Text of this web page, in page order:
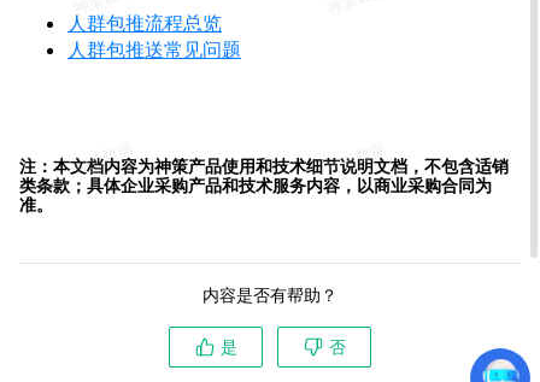
人群包推流程总览
人群包推送常见问题
注：本文档内容为神策产品使用和技术细节说明文档，不包含适销
类条款；具体企业采购产品和技术服务内容，以商业采购合同为
准。
内容是否有帮助？
是 否